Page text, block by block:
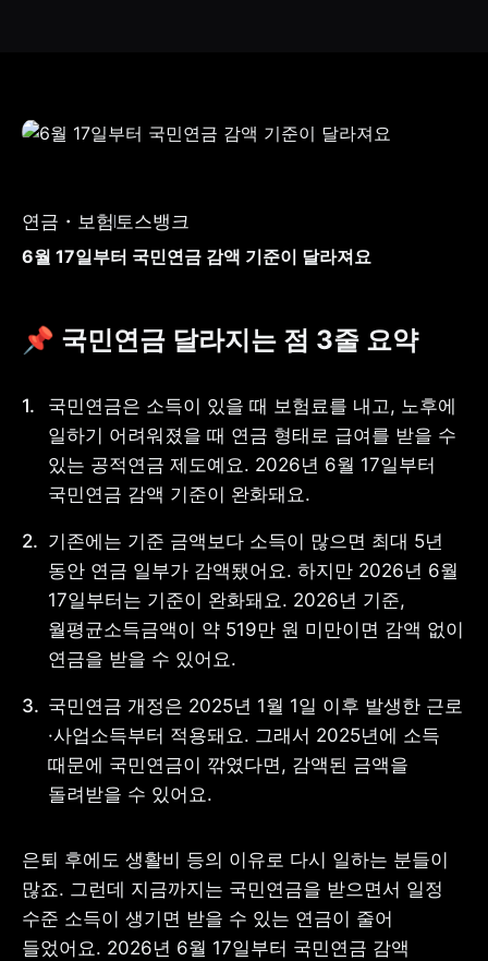
사업자 등록번호 : 462-86-01671
주소 : 06133 서울특별시 강남구
테헤란로 131, 13층 (역삼동,
한국지식재산센터)
고객센터
전화 : 1661-7654(24시간 연중무휴)
해외전화 : +82-2-6975-9000
이메일 : help@tossbank.com
이용자유의사항
보호금융상품등록부
상품공시실
공지사항
준법제보
외부채널
경영공시
직원 고충 접수
연금・보험 토스뱅크
6월 17일부터 국민연금 감액 기준이 달라져요
📌 국민연금 달라지는 점 3줄 요약
국민연금은 소득이 있을 때 보험료를 내고, 노후에
일하기 어려워졌을 때 연금 형태로 급여를 받을 수
있는 공적연금 제도예요. 2026년 6월 17일부터
국민연금 감액 기준이 완화돼요.
기존에는 기준 금액보다 소득이 많으면 최대 5년
동안 연금 일부가 감액됐어요. 하지만 2026년 6월
17일부터는 기준이 완화돼요. 2026년 기준,
월평균소득금액이 약 519만 원 미만이면 감액 없이
연금을 받을 수 있어요.
국민연금 개정은 2025년 1월 1일 이후 발생한 근로
·사업소득부터 적용돼요. 그래서 2025년에 소득
때문에 국민연금이 깎였다면, 감액된 금액을
돌려받을 수 있어요.
은퇴 후에도 생활비 등의 이유로 다시 일하는 분들이
많죠. 그런데 지금까지는 국민연금을 받으면서 일정
수준 소득이 생기면 받을 수 있는 연금이 줄어
들었어요. 2026년 6월 17일부터 국민연금 감액